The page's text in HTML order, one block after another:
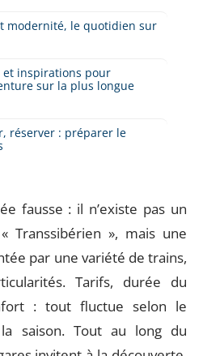
modernité, le quotidien sur
et inspirations pour
sur la plus longue
réserver : préparer le
fausse : il n’existe pas un
Transsibérien », mais une
par une variété de trains,
Tarifs, durée du
: tout fluctue selon le
saison. Tout au long du